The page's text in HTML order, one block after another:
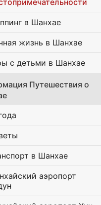
О China
в Шанхае
жизнь в Шанхае
с детьми в Шанхае
Путешествия о
в Шанхае
аэропорт